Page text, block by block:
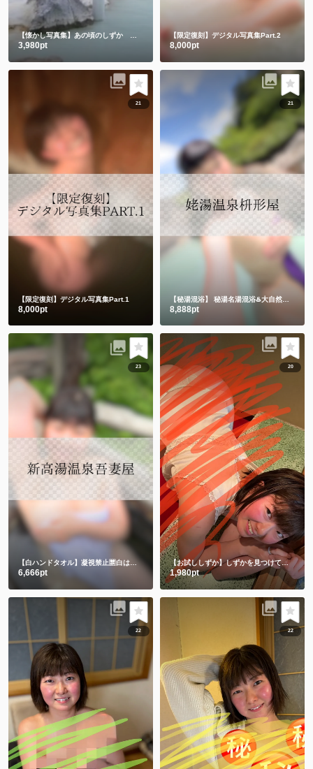
【懐かし写真集】あの頃のしずか 昔も今もみんなありがとう💕
3,980pt
【限定復刻】デジタル写真集Part.2
8,000pt
21
【限定復刻】デジタル写真集Part.1
8,000pt
21
【秘湯混浴】 秘湯名湯混浴♨️大自然の中でハンドタオル㊙️
8,888pt
23
【白ハンドタオル】凝視禁止🈲白は透けちゃうって🫣
6,666pt
20
【お試ししずか】しずかを見つけて、選んでくれてありがとう💕💕
1,980pt
22 22